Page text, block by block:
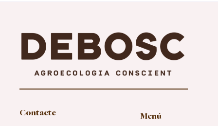
Menú
Contacte